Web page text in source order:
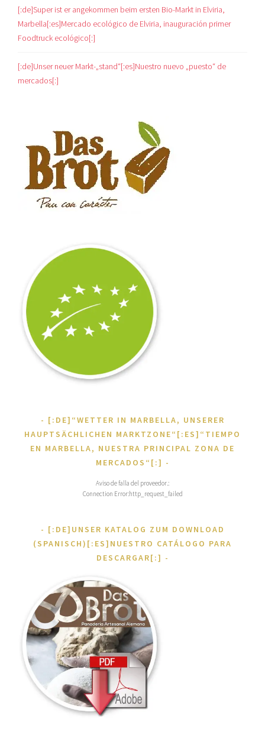
[:de]Super ist er angekommen beim ersten Bio-Markt in Elviria,
Marbella[:es]Mercado ecológico de Elviria, inauguración primer
Foodtruck ecológico[:]
[:de]Unser neuer Markt-„stand“[:es]Nuestro nuevo „puesto“ de
mercados[:]
[:DE]“WETTER IN MARBELLA, UNSERER
HAUPTSÄCHLICHEN MARKTZONE“[:ES]“TIEMPO
EN MARBELLA, NUESTRA PRINCIPAL ZONA DE
MERCADOS“[:]
Aviso de falla del proveedor.:
Connection Error:http_request_failed
[:DE]UNSER KATALOG ZUM DOWNLOAD
(SPANISCH)[:ES]NUESTRO CATÁLOGO PARA
DESCARGAR[:]